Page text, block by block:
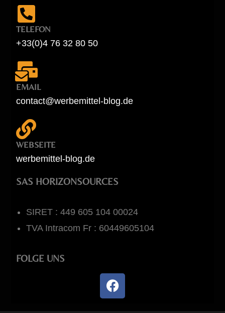
TELEFON
+33(0)4 76 32 80 50
EMAIL
contact@werbemittel-blog.de
WEBSEITE
werbemittel-blog.de
SAS HORIZONSOURCES
SIRET : 449 605 104 00024
TVA Intracom Fr : 60449605104
FOLGE UNS